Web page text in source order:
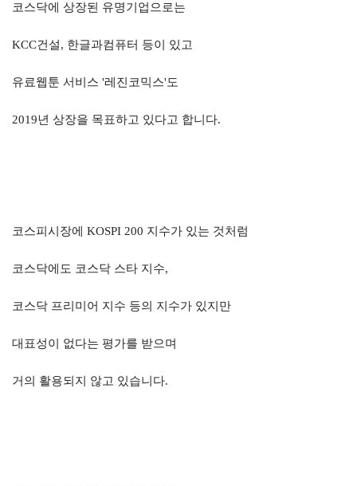
코스닥에 상장된 유명기업으로는
KCC건설, 한글과컴퓨터 등이 있고
유료웹툰 서비스 '레진코믹스'도
2019년 상장을 목표하고 있다고 합니다.
코스피시장에 KOSPI 200 지수가 있는 것처럼
코스닥에도 코스닥 스타 지수,
코스닥 프리미어 지수 등의 지수가 있지만
대표성이 없다는 평가를 받으며
거의 활용되지 않고 있습니다.